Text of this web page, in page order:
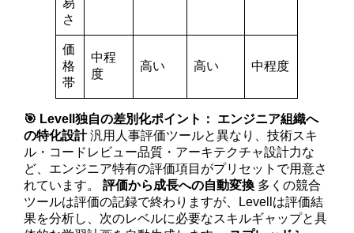
さ
価
格
帯
中程
度
高い 高い 中程度
🎯 Levell独自の差別化ポイント：
エンジニア組織へ
の特化設計汎用人事評価ツールと異なり、技術スキ
ル・コードレビュー品質・アーキテクチャ設計力な
ど、エンジニア特有の評価項目がプリセットで用意さ
れています。評価から成長への自動変換 多くの競合
ツールは評価の記録で終わりますが、Levellは評価結
果を分析し、次のレベルに必要なスキルギャップと具